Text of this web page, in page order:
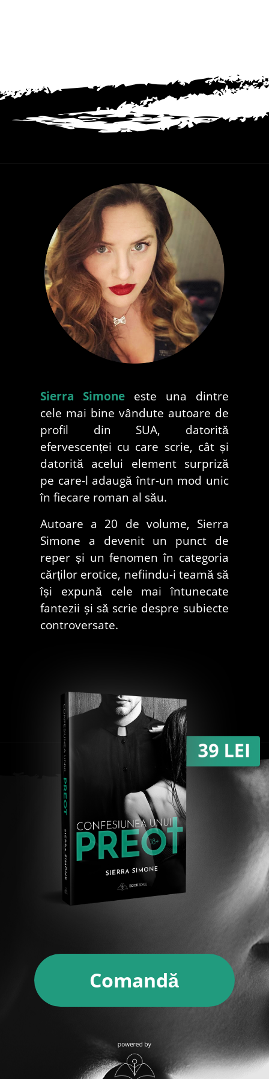
Încă își freca coapsele când am ajuns în
dreptul pianului și m-am așezat chiar în
spatele ei. Mi-am plimbat arătătorul de-a
lungul mâinii ei, până la umăr, simțind
minciuna e un păcat.
A tremurat.
— Nu pot să spun. Nu aici. Nu ție.”
Sierra Simone este una dintre
cele mai bine vândute autoare de
profil din SUA, datorită
efervescenței cu care scrie, cât și
datorită acelui element surpriză
pe care-l adaugă într-un mod unic
în fiecare roman al său.
Autoare a 20 de volume, Sierra
Simone a devenit un punct de
reper și un fenomen în categoria
cărților erotice, nefiindu-i teamă să
își expună cele mai întunecate
fantezii și să scrie despre subiecte
controversate.
Comandă